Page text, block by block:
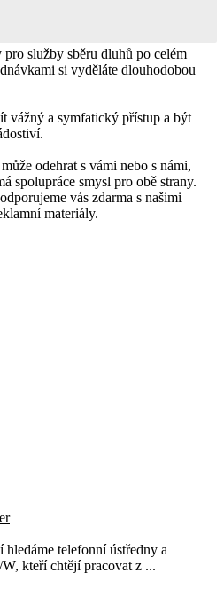
služby sběru dluhů po celém
si vyděláte dlouhodobou
vážný a symfatický přístup a být
odehrat s vámi nebo s námi,
spolupráce smysl pro obě strany.
vás zdarma s našimi
materiály.
telefonní ústředny a
kteří chtějí pracovat z ...